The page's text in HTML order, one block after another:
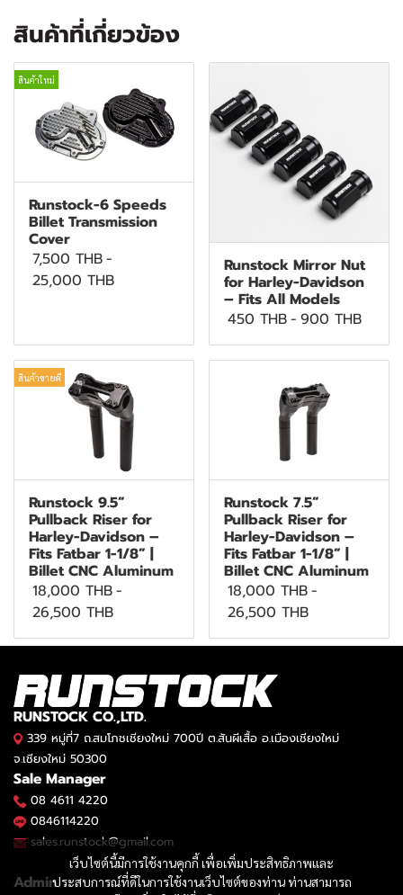
สินค้าที่เกี่ยวข้อง
สินค้าใหม่
Runstock-6 Speeds
Billet Transmission
Cover
7,500 THB-
25,000 THB
Runstock Mirror Nut
for Harley-Davidson
– Fits All Models
450 THB- 900 THB
สินค้าขายดี
Runstock 9.5”
Pullback Riser for
Harley-Davidson –
Fits Fatbar 1-1/8” |
Billet CNC Aluminum
18,000 THB-
26,500 THB
Runstock 7.5”
Pullback Riser for
Harley-Davidson –
Fits Fatbar 1-1/8” |
Billet CNC Aluminum
18,000 THB-
26,500 THB
เว็บไซต์นี้มีการใช้งานคุกกี้ เพื่อเพิ่มประสิทธิภาพและ
ประสบการณ์ที่ดีในการใช้งานเว็บไซต์ของท่าน ท่านสามารถ
RUNSTOCK CO.,LTD.
339 หมู่ที่7 ถ.สมโภชเชียงใหม่ 700ปี ต.สันผีเสื้อ อ.เมืองเชียงใหม่
จ.เชียงใหม่ 50300
Sale Manager
08 4611 4220
0846114220
sales.runstock@gmail.com
Admin